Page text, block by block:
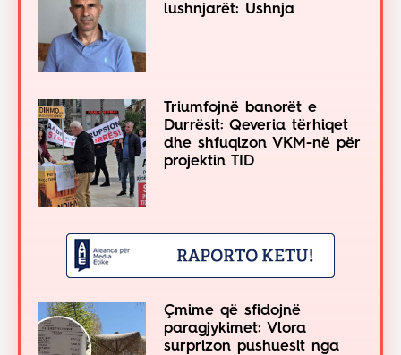
lushnjarët: Ushnja
Triumfojnë banorët e
Durrësit: Qeveria tërhiqet
dhe shfuqizon VKM-në për
projektin TID
Çmime që sfidojnë
paragjykimet: Vlora
surprizon pushuesit nga